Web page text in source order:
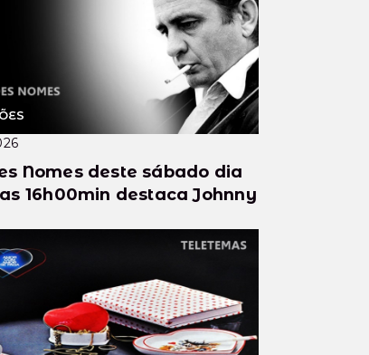
Nomes deste sábado dia
16h00min destaca Johnny